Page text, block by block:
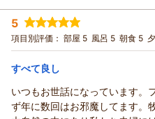
ホテル・フロラシオン那須は
おりまして、
渓流の散策路とともに、豊か
けます。
今後もより一層お客様にご満
またのご来館を心よりお待ち
宿泊時期： 2026年06月宿泊 (家族旅
投稿者： あっくんさん
宿泊プラン： 【LIVE＆BUFFET】シ
和室 朝・夕
宿泊価格帯：
ホテル・フロラシオン那須からの返
先般はホテル・フロラシオン
5
項目別評価： 部屋 5 風呂 5 朝食 5
すべて良し
いつもお世話になっています。
ず年に数回はお邪魔してます。